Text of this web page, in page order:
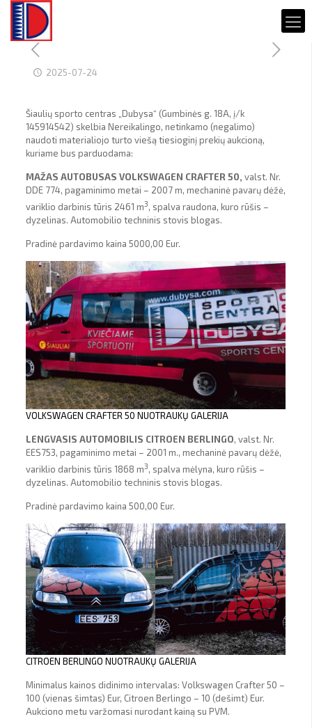
2025-07-24
Šiaulių sporto centras „Dubysa“ (Gumbinės g. 18A, į/k
145914542) skelbia Nereikalingo, netinkamo (negalimo)
naudoti materialiojo turto viešą tiesioginį prekių aukcioną,
kuriame bus parduodama:
MAŽAS AUTOBUSAS VOLKSWAGEN CRAFTER 50, valst. Nr.
DDE 774, pagaminimo metai – 2007 m, mechaninė pavarų dėžė,
variklio darbinis tūris 2461 m3, spalva raudona, kuro rūšis –
dyzelinas. Automobilio techninis stovis blogas.
Pradinė pardavimo kaina 5000,00 Eur.
VOLKSWAGEN CRAFTER 50 NUOTRAUKŲ GALERIJA
LENGVASIS AUTOMOBILIS CITROEN BERLINGO, valst. Nr.
EES753, pagaminimo metai – 2001 m., mechaninė pavarų dėžė,
variklio darbinis tūris 1868 m3, spalva mėlyna, kuro rūšis –
dyzelinas. Automobilio techninis stovis blogas.
Pradinė pardavimo kaina 500,00 Eur.
CITROEN BERLINGO NUOTRAUKŲ GALERIJA
Minimalus kainos didinimo intervalas: Volkswagen Crafter 50 –
100 (vienas šimtas) Eur, Citroen Berlingo – 10 (dešimt) Eur.
Aukciono metu varžomasi nurodant kainą su PVM.